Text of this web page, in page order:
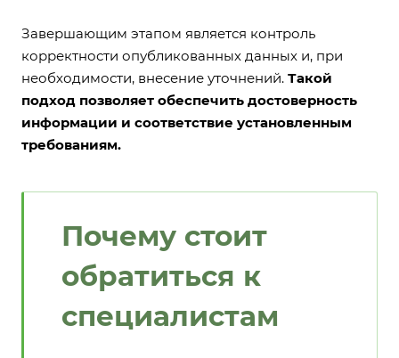
Завершающим этапом является контроль
корректности опубликованных данных и, при
необходимости, внесение уточнений. Такой
подход позволяет обеспечить достоверность
информации и соответствие установленным
требованиям.
Почему стоит
обратиться к
специалистам